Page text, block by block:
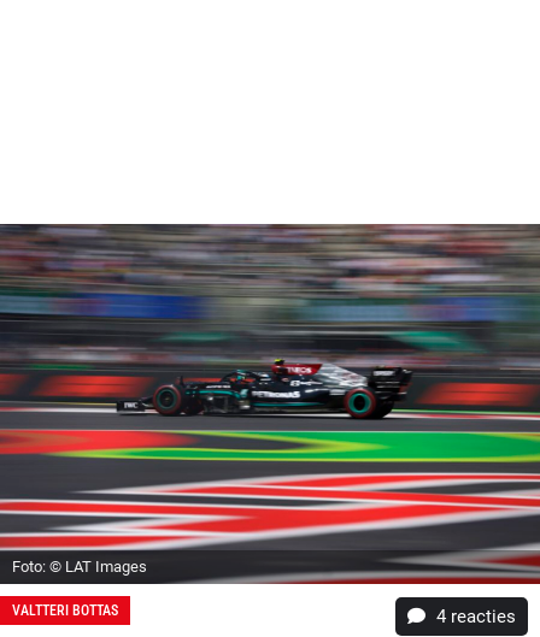
Foto: © LAT Images
VALTTERI BOTTAS 4 reacties